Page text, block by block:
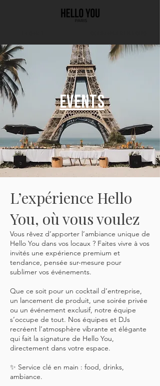
EVENTS
L’expérience Hello
You, où vous voulez
Vous rêvez d’apporter l’ambiance unique de
Hello You dans vos locaux ? Faites vivre à vos
invités une expérience premium et
tendance, pensée sur-mesure pour
sublimer vos événements.
Que ce soit pour un cocktail d’entreprise,
un lancement de produit, une soirée privée
ou un événement exclusif, notre équipe
s’occupe de tout. Nos équipes et DJs
recréent l’atmosphère vibrante et élégante
qui fait la signature de Hello You,
directement dans votre espace.
✨ Service clé en main : food, drinks,
ambiance.